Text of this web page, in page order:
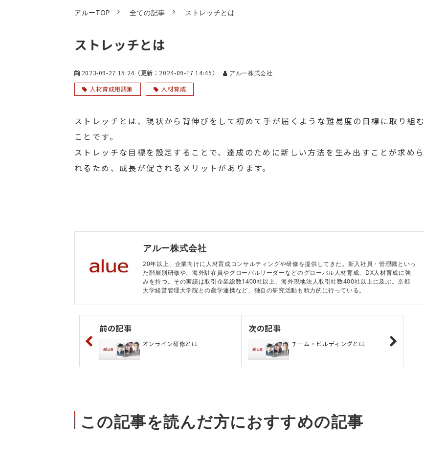
アルーTOP 全ての記事 ストレッチとは
ストレッチとは
2023-09-27 15:24（更新： 2024-09-17 14:45）
アルー株式会社
人材育成用語集
人材育成
ストレッチとは、現状から背伸びをして初めて手が届くような難易度の目標に取り組む
ことです。
ストレッチな目標を設定することで、達成のために新しい方法を生み出すことが求めら
れるため、成長が促されるメリットがあります。
アルー株式会社
20年以上、企業向けに人材育成コンサルティングや研修を提供してきた。新入社員・管理職といっ
た階層別研修や、海外駐在員やグローバルリーダーなどのグローバル人材育成、DX人材育成に強
みを持つ。その実績は取引企業総数1400社以上、海外現地法人取引社数400社以上に及ぶ。京都
大学経営管理大学院との産学連携など、独自の研究活動も精力的に行っている。
前の記事
オンライン研修とは
次の記事
チーム・ビルディングとは
この記事を読んだ方におすすめの記事